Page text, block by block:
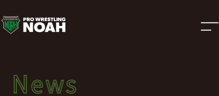
ニ
ュ
ー
News
ニュース
News